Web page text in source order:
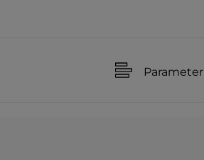
Parameter